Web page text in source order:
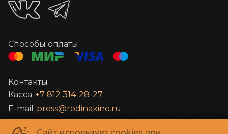
Способы оплаты
Контакты
Касса +7 812 314-28-27
E-mail
press@rodinakino.ru